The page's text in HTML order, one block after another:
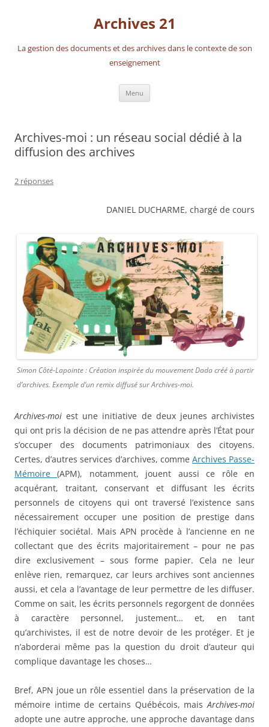
Archives 21
La gestion des documents et des archives dans le contexte de son
enseignement
Menu
Archives-moi : un réseau social dédié à la
diffusion des archives
2 réponses
DANIEL DUCHARME, chargé de cours
Simon Côté-Lapointe : Création inspirée du mouvement Dada créé à partir
d’archives. Exemple d’un remix diffusé sur Archives-moi.
Archives-moi est une initiative de deux jeunes archivistes
qui ont pris la décision de ne pas attendre après l’État pour
s’occuper des documents patrimoniaux des citoyens.
Certes, d’autres services d’archives, comme Archives Passe-
Mémoire(APM), notamment, jouent aussi ce rôle en
acquérant, traitant, conservant et diffusant les écrits
personnels de citoyens qui ont traversé l’existence sans
nécessairement occuper une position de prestige dans
l’échiquier sociétal. Mais APN procède à l’ancienne en ne
collectant que des écrits majoritairement – pour ne pas
dire exclusivement – sous forme papier. Cela ne leur
enlève rien, remarquez, car leurs archives sont anciennes
aussi, et cela a l’avantage de leur permettre de les diffuser.
Comme on sait, les écrits personnels regorgent de données
à caractère personnel, justement… et, en tant
qu’archivistes, il est de notre devoir de les protéger. Et je
n’aborderai même pas la question du droit d’auteur qui
complique davantage les choses…
Bref, APN joue un rôle essentiel dans la préservation de la
mémoire intime de certains Québécois, maisArchives-moi
adopte une autre approche, une approche davantage dans